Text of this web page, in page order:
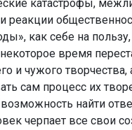
катастрофы,
реакции
как себе на
время
и чужого творчества,
сам процесс их
найти
черпает все свои